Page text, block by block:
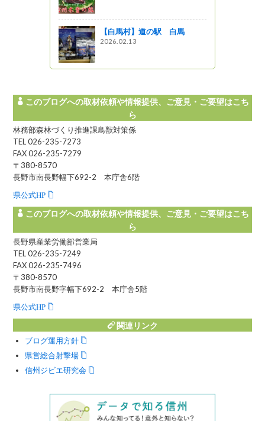
【白馬村】道の駅 白馬
2026.02.13
このブログへの取材依頼や情報提供、ご意見・ご要望はこち
ら
林務部森林づくり推進課鳥獣対策係
TEL 026-235-7273
FAX 026-235-7279
〒380-8570
長野市南長野幅下692-2 本庁舎6階
県公式HP
このブログへの取材依頼や情報提供、ご意見・ご要望はこち
ら
長野県産業労働部営業局
TEL 026-235-7249
FAX 026-235-7496
〒380-8570
長野市南長野字幅下692-2 本庁舎5階
県公式HP
関連リンク
ブログ運用方針
県営総合射撃場
信州ジビエ研究会